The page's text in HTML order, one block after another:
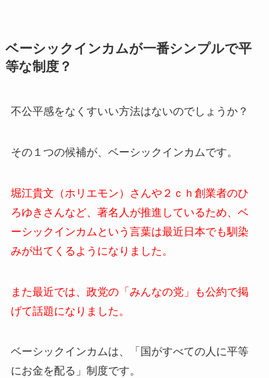
ベーシックインカムが一番シンプルで平
等な制度？
不公平感をなくすいい方法はないのでしょうか？
その１つの候補が、ベーシックインカムです。
堀江貴文（ホリエモン）さんや２ｃｈ創業者のひ
ろゆきさんなど、著名人が推進しているため、ベ
ーシックインカムという言葉は最近日本でも馴染
みが出てくるようになりました。
また最近では、政党の「みんなの党」も公約で掲
げて話題になりました。
ベーシックインカムは、「国がすべての人に平等
にお金を配る」制度です。